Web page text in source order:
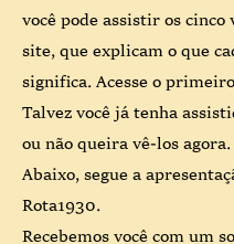
você pode assistir os cinco
site, que explicam o que
significa. Acesse o
Talvez você já tenha
ou não queira vê-los
Abaixo, segue a
Rota1930.
Recebemos você com um